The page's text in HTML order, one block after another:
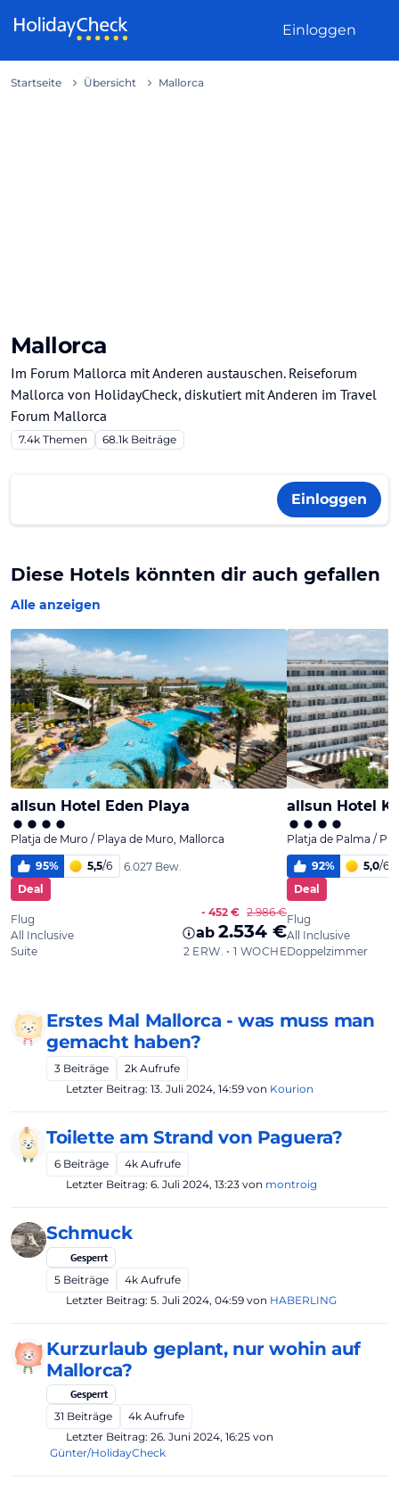
Einloggen
Startseite Übersicht Mallorca
Mallorca
Im Forum Mallorca mit Anderen austauschen. Reiseforum
Mallorca von HolidayCheck, diskutiert mit Anderen im Travel
Forum Mallorca
7.4k Themen 68.1k Beiträge
Einloggen
Erstes Mal Mallorca - was muss man
gemacht haben?
3 Beiträge 2k Aufrufe
Letzter Beitrag: 13. Juli 2024, 14:59 von Kourion
Toilette am Strand von Paguera?
6 Beiträge 4k Aufrufe
Letzter Beitrag: 6. Juli 2024, 13:23 von montroig
Schmuck
Gesperrt
5 Beiträge 4k Aufrufe
Letzter Beitrag: 5. Juli 2024, 04:59 von HABERLING
Kurzurlaub geplant, nur wohin auf
Mallorca?
Gesperrt
31 Beiträge 4k Aufrufe
Letzter Beitrag: 26. Juni 2024, 16:25 von
Günter/HolidayCheck